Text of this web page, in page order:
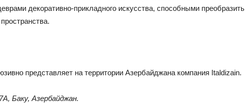
декоративно-прикладного искусства, способными преобразить
представляет на территории Азербайджана компания Italdizain.
Баку, Азербайджан.